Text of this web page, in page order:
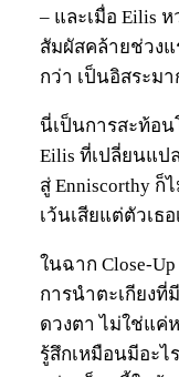
– และเมื่อ Eilis
สัมผัสคล้ายช่วง
กว่า เป็นอิสระมา
นี่เป็นการสะท้อ
Eilis ที่เปลี่ยนแป
สู่ Enniscorthy ก็
เว้นเสียแต่ตัวเธอ
ในฉาก Close-
การนำตะเกียงที่
ดวงตา ไม่ใช่แค่
รู้สึกเหมือนมีอะไ